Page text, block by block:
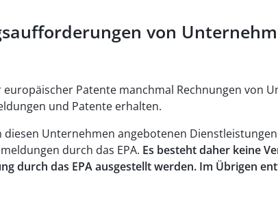
von
Patente manchmal Rechnungen von
und Patente erhalten.
Unternehmen angebotenen
durch das EPA. Es besteht daher keine
durch das EPA ausgestellt werden. Im Übrigen